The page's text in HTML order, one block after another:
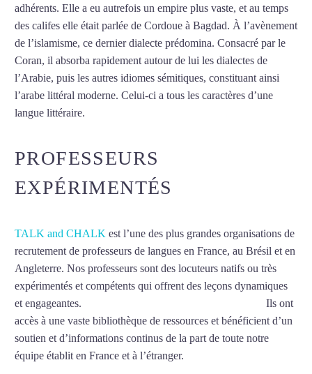
adhérents. Elle a eu autrefois un empire plus vaste, et au temps
des califes elle était parlée de Cordoue à Bagdad. À l’avènement
de l’islamisme, ce dernier dialecte prédomina. Consacré par le
Coran, il absorba rapidement autour de lui les dialectes de
l’Arabie, puis les autres idiomes sémitiques, constituant ainsi
l’arabe littéral moderne. Celui-ci a tous les caractères d’une
langue littéraire.
PROFESSEURS
EXPÉRIMENTÉS
TALK and CHALK est l’une des plus grandes organisations de
recrutement de professeurs de langues en France, au Brésil et en
Angleterre. Nos professeurs sont des locuteurs natifs ou très
expérimentés et compétents qui offrent des leçons dynamiques
et engageantes.
Ils ont
accès à une vaste bibliothèque de ressources et bénéficient d’un
soutien et d’informations continus de la part de toute notre
équipe établit en France et à l’étranger.